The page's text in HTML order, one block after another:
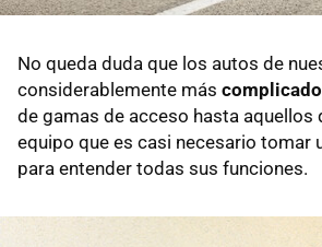
No queda duda que los autos de
considerablemente más
de gamas de acceso hasta aquellos
equipo que es casi necesario tomar
para entender todas sus funciones.